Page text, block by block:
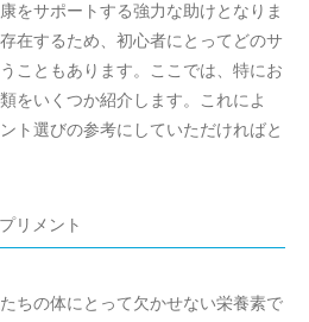
をサポートする強力な助けとなりま
在するため、初心者にとってどのサ
こともあります。ここでは、特にお
をいくつか紹介します。これによ
ト選びの参考にしていただければと
リメント
ちの体にとって欠かせない栄養素で